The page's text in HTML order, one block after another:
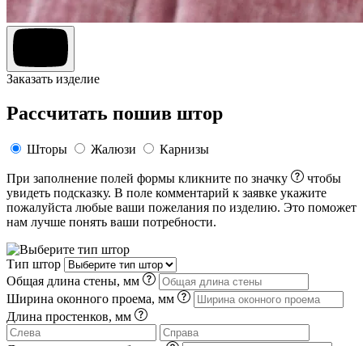
Заказать изделие
Рассчитать пошив штор
Шторы Жалюзи Карнизы
При заполнение полей формы кликните по значку
чтобы
увидеть подсказку. В поле комментарий к заявке укажите
пожалуйста любые ваши пожелания по изделию. Это поможет
нам лучше понять ваши потребности.
Тип штор
Общая длина стены, мм
Ширина оконного проема, мм
Длина простенков, мм